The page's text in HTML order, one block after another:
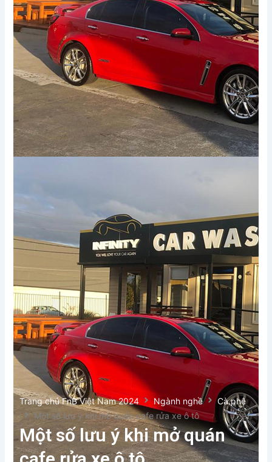
Xem thêm
Trang chủ FnB Việt Nam 2024 Ngành nghề
Cà phê
Một số lưu ý khi mở quán cafe rửa xe ô tô
Một số lưu ý khi mở quán